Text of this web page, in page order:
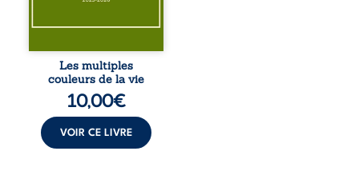
pour en retrouver
Entre souvenirs,
désillusions, Les
multiples couleurs
de la vie explore la
force des liens, le
poids des non-dits
et la ...
Les multiples
couleurs de la vie
10,00€
VOIR CE LIVRE